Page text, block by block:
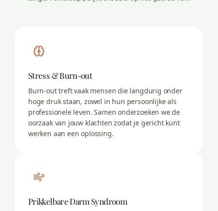
Stress & Burn-out
Burn-out treft vaak mensen die langdurig onder
hoge druk staan, zowel in hun persoonlijke als
professionele leven. Samen onderzoeken we de
oorzaak van jouw klachten zodat je gericht kunt
werken aan een oplossing.
Prikkelbare Darm Syndroom